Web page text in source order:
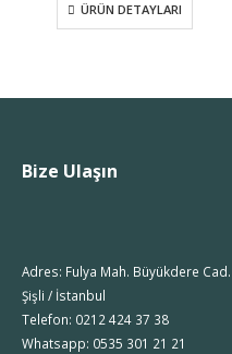
ÜRÜN DETAYLARI
Bize Ulaşın
Adres: Fulya Mah. Büyükdere
Şişli / İstanbul
Telefon: 0212 424 37 38
Whatsapp: 0535 301 21 21